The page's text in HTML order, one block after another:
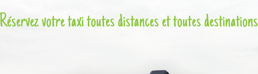
Réservez votre taxi toutes distances et toutes destinations